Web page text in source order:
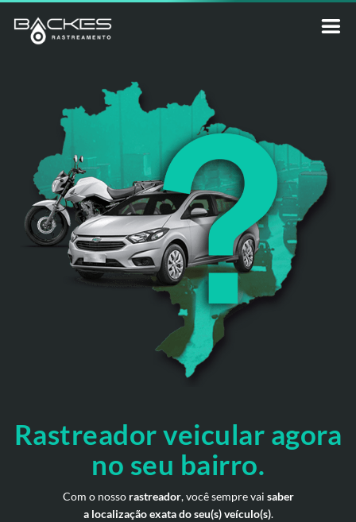
Rastreador veicular agora
no seu bairro.
Com o nosso rastreador, você sempre vai saber
a localização exata do seu(s) veículo(s).